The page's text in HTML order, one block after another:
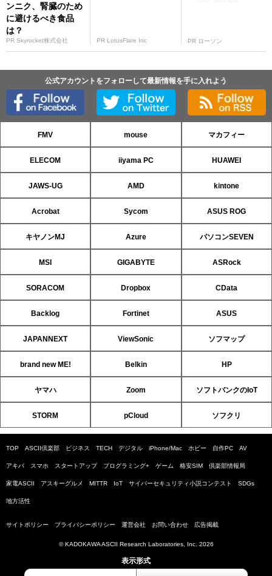
ンニク、腎臓のため
に避けるべき食品
は？
PR Skyrocket株式会社 PR LotusFlare Inc PR ローソン
公式アカウントをフォローして最新情報を手に入れよう
FMV mouse マカフィー
ELECOM iiyama PC HUAWEI
JAWS-UG AMD kintone
Acrobat Sycom ASUS ROG
キヤノンMJ Azure パソコンSEVEN
MSI GIGABYTE ASRock
SORACOM Dropbox CData
Backlog Fortinet ASUS
JAPANNEXT ViewSonic ソフマップ
brand new ME! Belkin HP
ヤマハ Zoom ソフトバンクのIoT
STORM pCloud ソフクリ
TOP ASCII倶楽部 ビジネス TECH デジタル iPhone/Mac ホビー 自作PC AV
アキバ スマホ スタートアップ プログラミング+ ゲーム 格安SIM 倶楽部情報局
家電ASCII アスキーグルメ MITTR IoT サイバーセキュリティ小説コンテスト SDGs
地方活性
サイトポリシー プライバシーポリシー 運営会社 お問い合わせ 広告掲載
© KADOKAWA ASCII Research Laboratories, Inc. 2026
表示形式